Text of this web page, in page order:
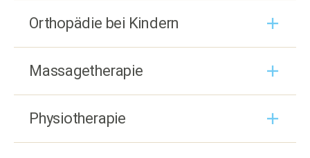
Orthopädie bei Kindern
Massagetherapie
Physiotherapie